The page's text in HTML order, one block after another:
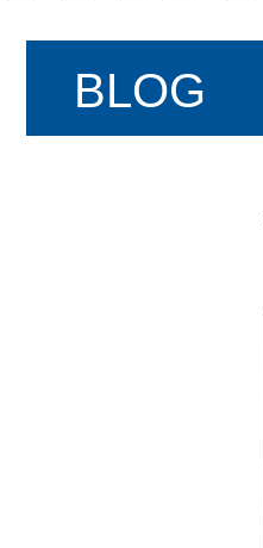
BLOG